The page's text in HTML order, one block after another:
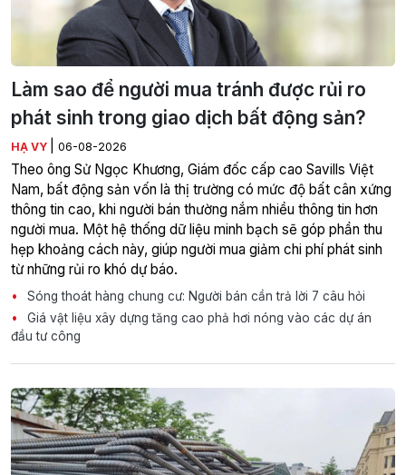
Làm sao để người mua tránh được rủi ro
phát sinh trong giao dịch bất động sản?
HẠ VY 06-08-2026
Theo ông Sử Ngọc Khương, Giám đốc cấp cao Savills Việt
Nam, bất động sản vốn là thị trường có mức độ bất cân xứng
thông tin cao, khi người bán thường nắm nhiều thông tin hơn
người mua. Một hệ thống dữ liệu minh bạch sẽ góp phần thu
hẹp khoảng cách này, giúp người mua giảm chi phí phát sinh
từ những rủi ro khó dự báo.
Sóng thoát hàng chung cư: Người bán cần trả lời 7 câu hỏi
Giá vật liệu xây dựng tăng cao phả hơi nóng vào các dự án
đầu tư công